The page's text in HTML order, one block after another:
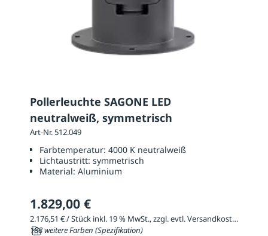
Pollerleuchte SAGONE LED
neutralweiß, symmetrisch
Art-Nr. 512.049
Farbtemperatur: 4000 K neutralweiß
Lichtaustritt: symmetrisch
Material: Aluminium
1.829,00 €
2.176,51 € / Stück inkl. 19 % MwSt., zzgl. evtl. Versandkosten
188 weitere Farben (Spezifikation)